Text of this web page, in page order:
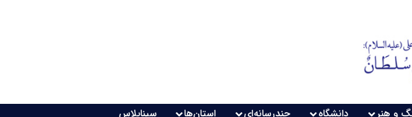
و هنر دانشگاه چندرسانه‌ای استان‌ها سیناپلاس